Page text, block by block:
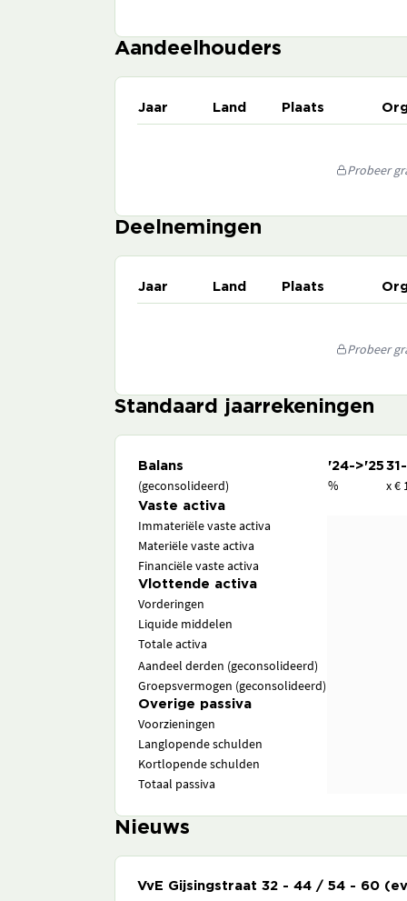
Aandeelhouders
Jaar Land Plaats
Probeer
Deelnemingen
Jaar Land Plaats
Probeer
Standaard jaarrekeningen
Balans '24->'25
(geconsolideerd) % x €
Vaste activa
Immateriële vaste activa
Materiële vaste activa
Financiële vaste activa
Vlottende activa
Vorderingen
Liquide middelen
Totale activa
Aandeel derden (geconsolideerd)
Groepsvermogen (geconsolideerd)
Overige passiva
Voorzieningen
Langlopende schulden
Kortlopende schulden
Totaal passiva
Nieuws
VvE Gijsingstraat 32 - 44 / 54 - 60